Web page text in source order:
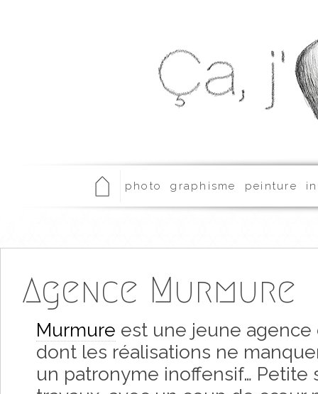
photo graphisme peinture
Agence Murmure
Murmure est une jeune agence
dont les réalisations ne
un patronyme inoffensif… Petite